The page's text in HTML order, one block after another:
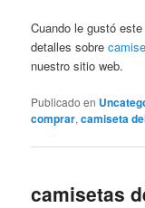
Cuando le gustó
detalles sobre
nuestro sitio web.
Publicado en
comprar,camiseta
camisetas